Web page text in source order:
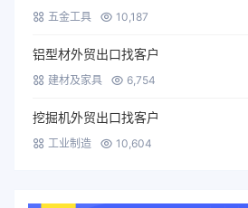
五金工具 10,187
铝型材外贸出口找客户
建材及家具 6,754
挖掘机外贸出口找客户
工业制造 10,604